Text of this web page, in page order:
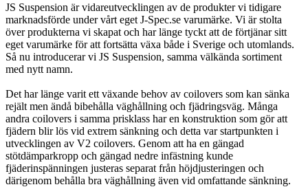
JS Suspension är vidareutvecklingen av de produkter vi tidigare
marknadsförde under vårt eget J-Spec.se varumärke. Vi är stolta
över produkterna vi skapat och har länge tyckt att de förtjänar sitt
eget varumärke för att fortsätta växa både i Sverige och utomlands.
Så nu introducerar vi JS Suspension, samma välkända sortiment
med nytt namn.
Det har länge varit ett växande behov av coilovers som kan sänka
rejält men ändå bibehålla väghållning och fjädringsväg. Många
andra coilovers i samma prisklass har en konstruktion som gör att
fjädern blir lös vid extrem sänkning och detta var startpunkten i
utvecklingen av V2 coilovers. Genom att ha en gängad
stötdämparkropp och gängad nedre infästning kunde
fjäderinspänningen justeras separat från höjdjusteringen och
därigenom behålla bra väghållning även vid omfattande sänkning.